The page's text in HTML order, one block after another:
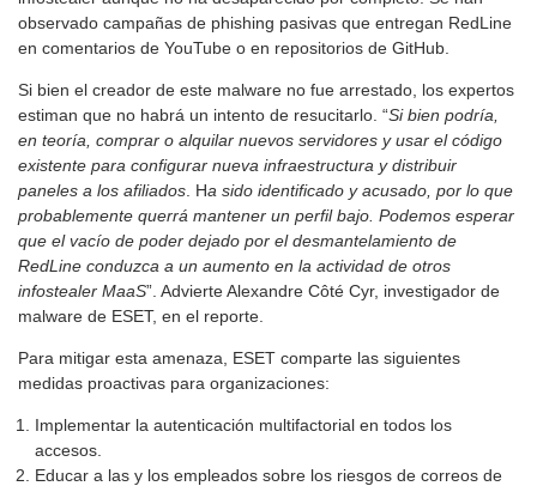
observado campañas de phishing pasivas que entregan RedLine
en comentarios de YouTube o en repositorios de GitHub.
Si bien el creador de este malware no fue arrestado, los expertos
estiman que no habrá un intento de resucitarlo. “Si bien podría,
en teoría, comprar o alquilar nuevos servidores y usar el código
existente para configurar nueva infraestructura y distribuir
paneles a los afiliados . Ha sido identificado y acusado, por lo que
probablemente querrá mantener un perfil bajo. Podemos esperar
que el vacío de poder dejado por el desmantelamiento de
RedLine conduzca a un aumento en la actividad de otros
infostealer MaaS”. Advierte Alexandre Côté Cyr, investigador de
malware de ESET, en el reporte.
Para mitigar esta amenaza, ESET comparte las siguientes
medidas proactivas para organizaciones:
Implementar la autenticación multifactorial en todos los
accesos.
Educar a las y los empleados sobre los riesgos de correos de